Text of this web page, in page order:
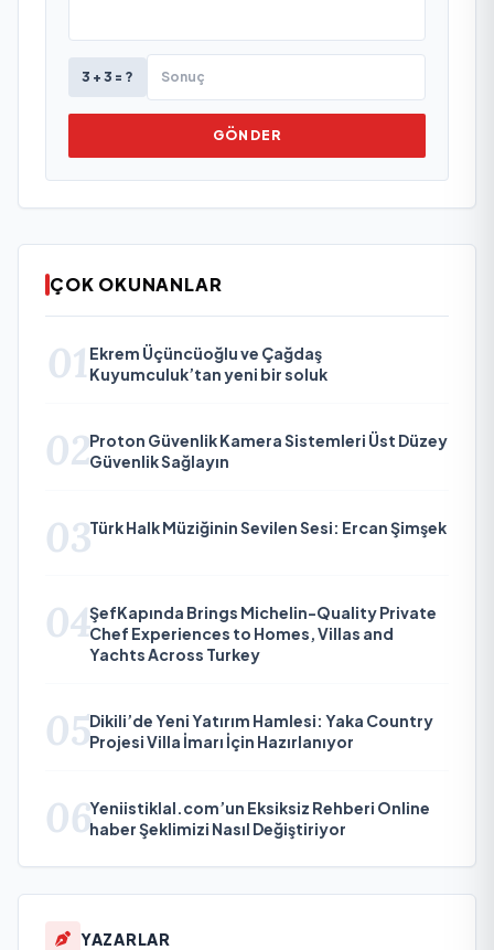
3 + 3 = ?
GÖNDER
ÇOK OKUNANLAR
01 Ekrem Üçüncüoğlu ve Çağdaş
Kuyumculuk’tan yeni bir soluk
02Proton Güvenlik Kamera Sistemleri Üst Düzey
Güvenlik Sağlayın
03Türk Halk Müziğinin Sevilen Sesi: Ercan Şimşek
04ŞefKapında Brings Michelin-Quality Private
Chef Experiences to Homes, Villas and
Yachts Across Turkey
05Dikili’de Yeni Yatırım Hamlesi: Yaka Country
Projesi Villa İmarı İçin Hazırlanıyor
06Yeniistiklal.com’un Eksiksiz Rehberi Online
haber Şeklimizi Nasıl Değiştiriyor
YAZARLAR